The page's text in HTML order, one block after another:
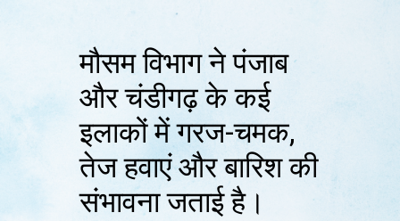
मौसम विभाग ने पंजाब
और चंडीगढ़ के कई
इलाकों में गरज-चमक,
तेज हवाएं और बारिश की
संभावना जताई है।